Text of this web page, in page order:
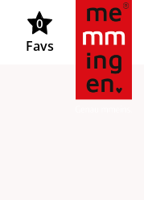
0
Favs